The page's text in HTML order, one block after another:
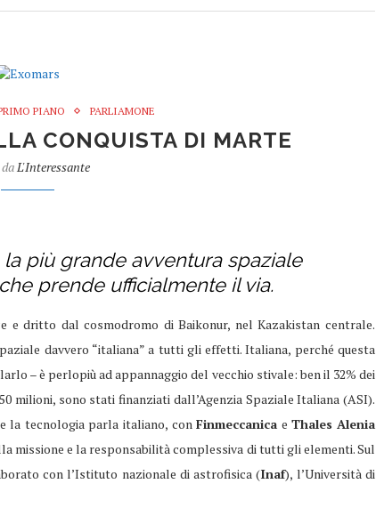
PIANO PARLIAMONE
CONQUISTA DI MARTE
L'Interessante
la più grande avventura spaziale
prende ufficialmente il via.
dritto dal cosmodromo di Baikonur, nel Kazakistan centrale.
davvero “italiana” a tutti gli effetti. Italiana, perché questa
– è perlopiù ad appannaggio del vecchio stivale: ben il 32% dei
milioni, sono stati finanziati dall’Agenzia Spaziale Italiana (ASI).
la tecnologia parla italiano, conFinmeccanica eThales Alenia
missione e la responsabilità complessiva di tutti gli elementi. Sul
con l’Istituto nazionale di astrofisica (Inaf), l’Università di